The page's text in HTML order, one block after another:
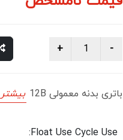
باتری بدنه معمولی 12B
Float Use Cycle Use: